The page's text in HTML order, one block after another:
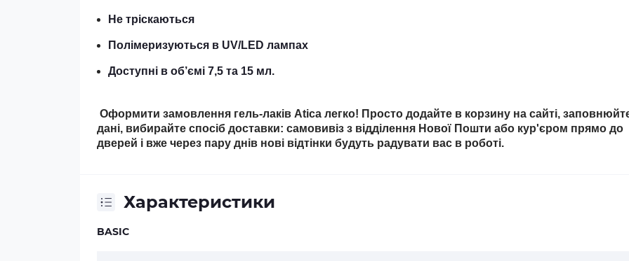
Не тріскаються
Полімеризуються в UV/LED лампах
Доступні в об’ємі 7,5 та 15 мл.
Оформити замовлення гель-лаків Atica легко! Просто додайте в корзину на сайті,
дані, вибирайте спосіб доставки: самовивіз з відділення Нової Пошти або кур'єром прямо до
дверей і вже через пару днів нові відтінки будуть радувати вас в роботі.
Характеристики
BASIC